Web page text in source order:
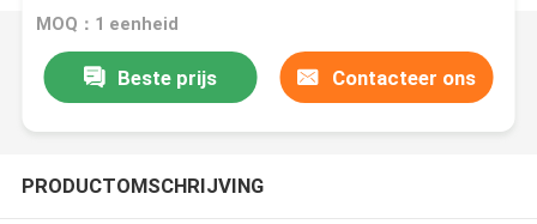
Nuc
MOQ：1 eenheid
Beste prijs Contacteer ons
PRODUCTOMSCHRIJVING